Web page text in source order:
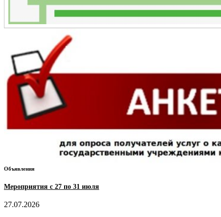
Объявления
Мероприятия с 27 по 31 июля
27.07.2026